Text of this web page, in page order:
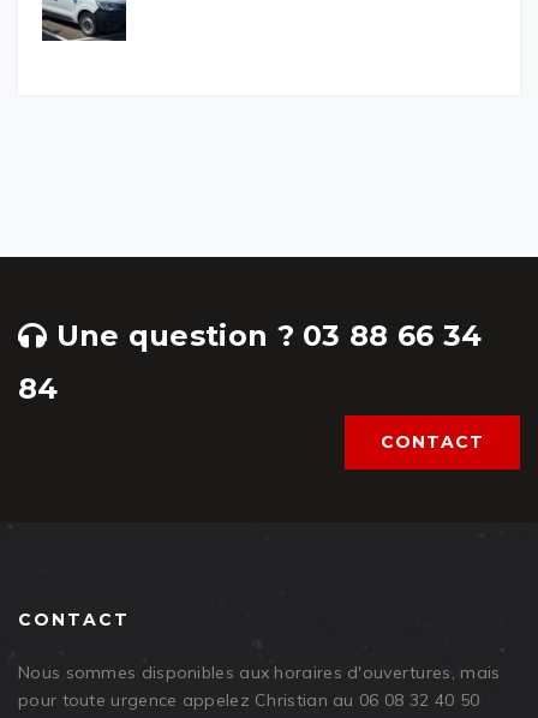
Une question ? 03 88 66 34
84
CONTACT
CONTACT
Nous sommes disponibles aux horaires d'ouvertures, mais
pour toute urgence appelez Christian au 06 08 32 40 50